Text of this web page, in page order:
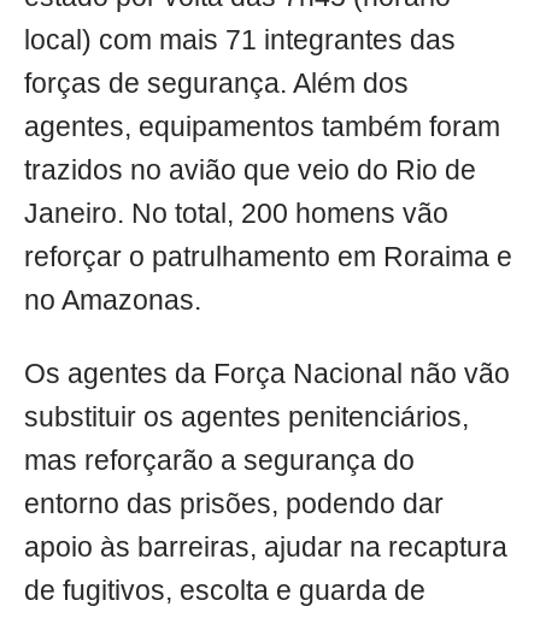
local) com mais 71 integrantes das
forças de segurança. Além dos
agentes, equipamentos também foram
trazidos no avião que veio do Rio de
Janeiro. No total, 200 homens vão
reforçar o patrulhamento em Roraima e
no Amazonas.
Os agentes da Força Nacional não vão
substituir os agentes penitenciários,
mas reforçarão a segurança do
entorno das prisões, podendo dar
apoio às barreiras, ajudar na recaptura
de fugitivos, escolta e guarda de